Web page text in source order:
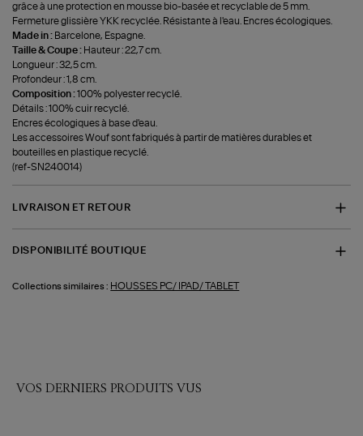
grâce à une protection en mousse bio-basée et recyclable de 5 mm.
Fermeture glissière YKK recyclée. Résistante à l'eau. Encres écologiques.
Made in : Barcelone, Espagne.
Taille & Coupe : Hauteur : 22,7 cm.
Longueur : 32,5 cm.
Profondeur : 1,8 cm.
Composition :100% polyester recyclé.
Détails : 100% cuir recyclé.
Encres écologiques à base d'eau.
Les accessoires Wouf sont fabriqués à partir de matières durables et
bouteilles en plastique recyclé.
(ref-SN240014)
LIVRAISON ET RETOUR
DISPONIBILITÉ BOUTIQUE
Collections similaires : HOUSSES PC/ IPAD/ TABLET
VOS DERNIERS PRODUITS VUS